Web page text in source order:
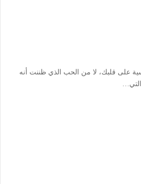
على قلبك، لا من الحب الذي ظننت أنه